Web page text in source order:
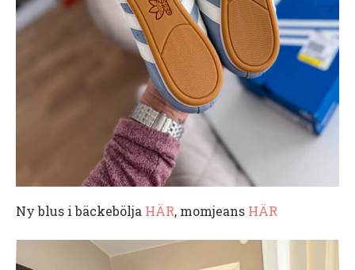
Ny blus i bäckebölja HÄR, momjeans HÄR